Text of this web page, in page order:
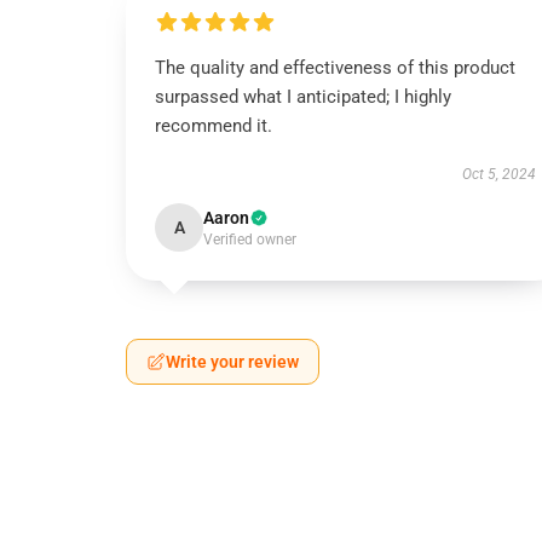
The quality and effectiveness of this product
surpassed what I anticipated; I highly
recommend it.
Oct 5, 2024
A Aaron
Verified owner
Write your review